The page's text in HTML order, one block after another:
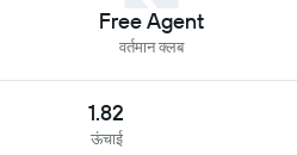
Free Agent
वर्तमान क्लब
1.82
ऊंचाई